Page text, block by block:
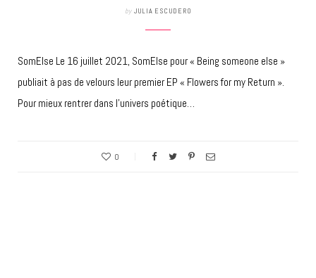
by JULIA ESCUDERO
SomElse Le 16 juillet 2021, SomElse pour « Being someone else »
publiait à pas de velours leur premier EP « Flowers for my Return ».
Pour mieux rentrer dans l’univers poétique…
0